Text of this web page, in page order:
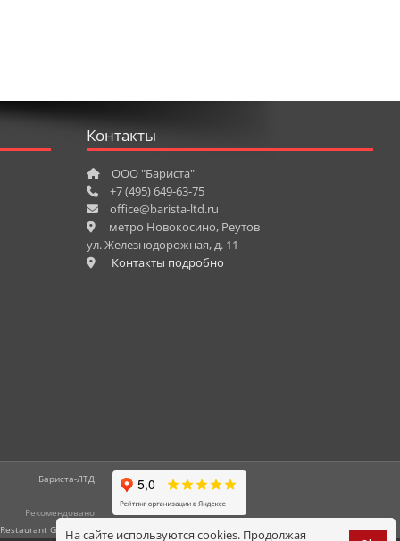
Контакты
ООО "Бариста"
+7 (495) 649-63-75
office@barista-ltd.ru
метро Новокосино, Реутов
ул. Железнодорожная, д. 11
Контакты подробно
На сайте используются cookies. Продолжая